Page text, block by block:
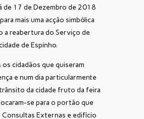
de 17 de Dezembro de 2018
mais uma acção simbólica
a reabertura do Serviço de
de Espinho.
os cidadãos que quiseram
e num dia particularmente
da cidade fruto da feira
se para o portão que
Consultas Externas e edifício